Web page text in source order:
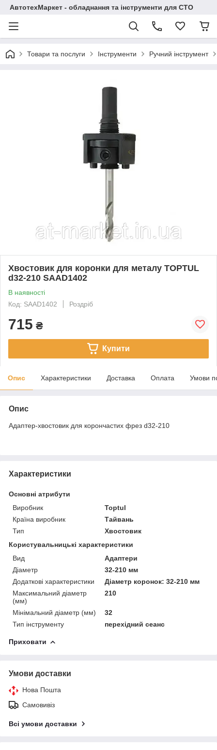
АвтотехМаркет - обладнання та інструменти для СТО
Товари та послуги Інструменти Ручний інструмент
Хвостовик для коронки для металу TOPTUL
d32-210 SAAD1402
В наявності
Код: SAAD1402
Роздріб
715 ₴
Купити
Опис Характеристики Доставка Оплата Умови
Опис
Адаптер-хвостовик для корончастих фрез d32-210
Характеристики
Основні атрибути
Виробник
Toptul
Країна виробник
Тайвань
Тип
Хвостовик
Користувальницькі характеристики
Вид
Адаптери
Діаметр
32-210 мм
Додаткові характеристики
Діаметр коронок: 32-210 мм
Максимальний діаметр
(мм)
210
Мінімальний діаметр (мм)
32
Тип інструменту
перехідний сеанс
Приховати
Умови доставки
Нова Пошта
Самовивіз
Всі умови доставки